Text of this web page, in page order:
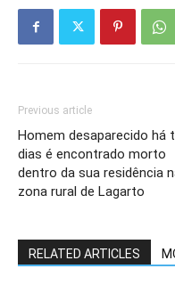
Previous article
Homem desaparecido há
dias é encontrado morto
dentro da sua residência
zona rural de Lagarto
RELATED ARTICLES